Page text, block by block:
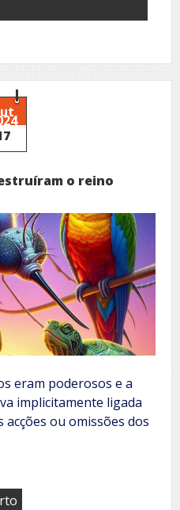
o reino
eram poderosos e a
implicitamente ligada
ou omissões dos